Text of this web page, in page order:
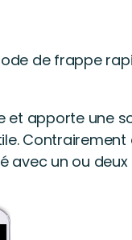
de frappe
apporte une
avec un ou